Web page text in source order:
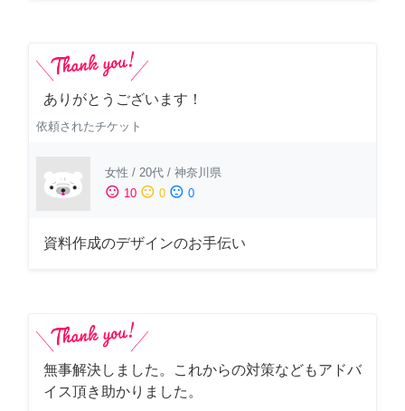
ありがとうございます！
依頼されたチケット
女性 / 20代 / 神奈川県
sentiment_satisfied 10 sentiment_neutral 0 sentiment_dissatisfied 0
資料作成のデザインのお手伝い
無事解決しました。これからの対策などもアドバ
イス頂き助かりました。